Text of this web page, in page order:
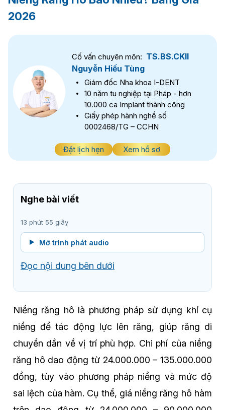
2026
Cố vấn chuyên môn: TS.BS.CKII
Nguyễn Hiếu Tùng
Giám đốc Nha khoa I-DENT
10 năm tu nghiệp tại Pháp - hơn
10.000 ca Implant thành công
Giấy phép hành nghề số
0002468/TG – CCHN
Đặt lịch hẹn Xem hồ sơ
Nghe bài viết
13 phút 55 giây
Mở trình phát audio
Đọc nội dung bên dưới
Niềng răng hô là phương pháp sử dụng khí cụ
niềng để tác động lực lên răng, giúp răng di
chuyển dần về vị trí phù hợp. Chi phí của niềng
răng hô dao động từ 24.000.000 – 135.000.000
đồng, tùy vào phương pháp niềng và mức độ
sai lệch của hàm. Cụ thể, giá niềng răng hô hàm